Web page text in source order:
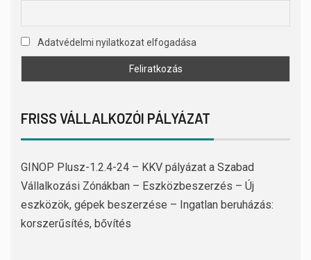
Adatvédelmi nyilatkozat elfogadása
FRISS VÁLLALKOZÓI PÁLYÁZAT
GINOP Plusz-1.2.4-24 – KKV pályázat a Szabad
Vállalkozási Zónákban – Eszközbeszerzés – Új
eszközök, gépek beszerzése – Ingatlan beruházás:
korszerűsítés, bővítés